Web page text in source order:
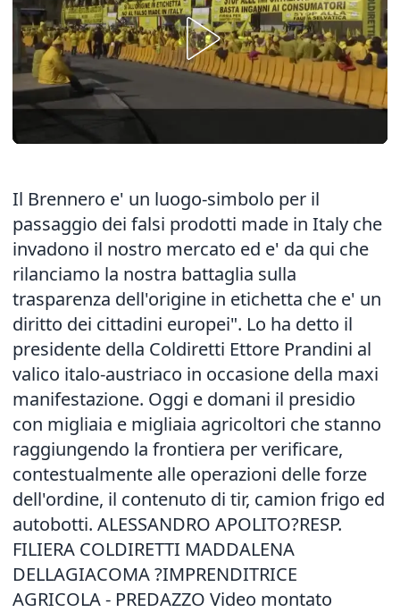
Il Brennero e' un luogo-simbolo per il
passaggio dei falsi prodotti made in Italy che
invadono il nostro mercato ed e' da qui che
rilanciamo la nostra battaglia sulla
trasparenza dell'origine in etichetta che e' un
diritto dei cittadini europei". Lo ha detto il
presidente della Coldiretti Ettore Prandini al
valico italo-austriaco in occasione della maxi
manifestazione. Oggi e domani il presidio
con migliaia e migliaia agricoltori che stanno
raggiungendo la frontiera per verificare,
contestualmente alle operazioni delle forze
dell'ordine, il contenuto di tir, camion frigo ed
autobotti. ALESSANDRO APOLITO?RESP.
FILIERA COLDIRETTI MADDALENA
DELLAGIACOMA ?IMPRENDITRICE
AGRICOLA - PREDAZZO Video montato